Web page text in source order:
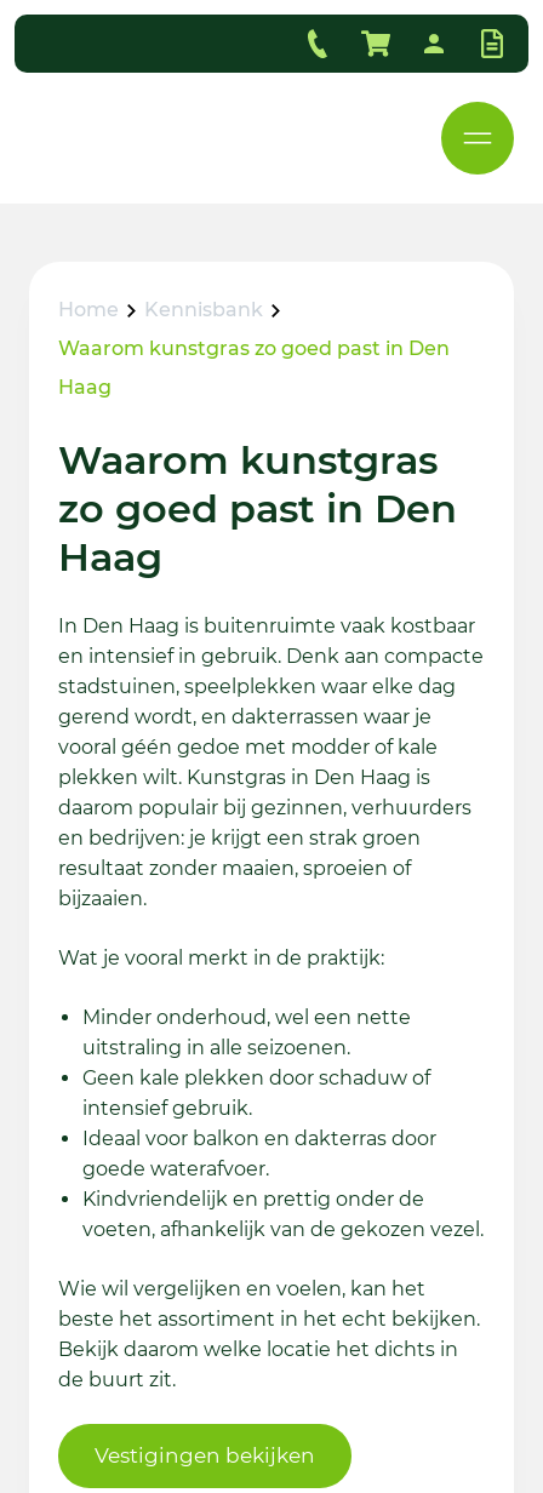
Home
Kennisbank
Waarom kunstgras zo goed past in Den
Haag
Waarom kunstgras
zo goed past in Den
Haag
In Den Haag is buitenruimte vaak kostbaar
en intensief in gebruik. Denk aan compacte
stadstuinen, speelplekken waar elke dag
gerend wordt, en dakterrassen waar je
vooral géén gedoe met modder of kale
plekken wilt. Kunstgras in Den Haag is
daarom populair bij gezinnen, verhuurders
en bedrijven: je krijgt een strak groen
resultaat zonder maaien, sproeien of
bijzaaien.
Wat je vooral merkt in de praktijk:
Minder onderhoud, wel een nette
uitstraling in alle seizoenen.
Geen kale plekken door schaduw of
intensief gebruik.
Ideaal voor balkon en dakterras door
goede waterafvoer.
Kindvriendelijk en prettig onder de
voeten, afhankelijk van de gekozen vezel.
Wie wil vergelijken en voelen, kan het
beste het assortiment in het echt bekijken.
Bekijk daarom welke locatie het dichts in
de buurt zit.
Vestigingen bekijken